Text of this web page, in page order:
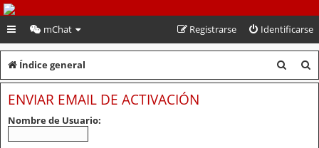
PeruVoley.com
mChat Identificarse
Registrarse
Índice general
u
u
ENVIAR EMAIL DE ACTIVACIÓN
Nombre de Usuario: